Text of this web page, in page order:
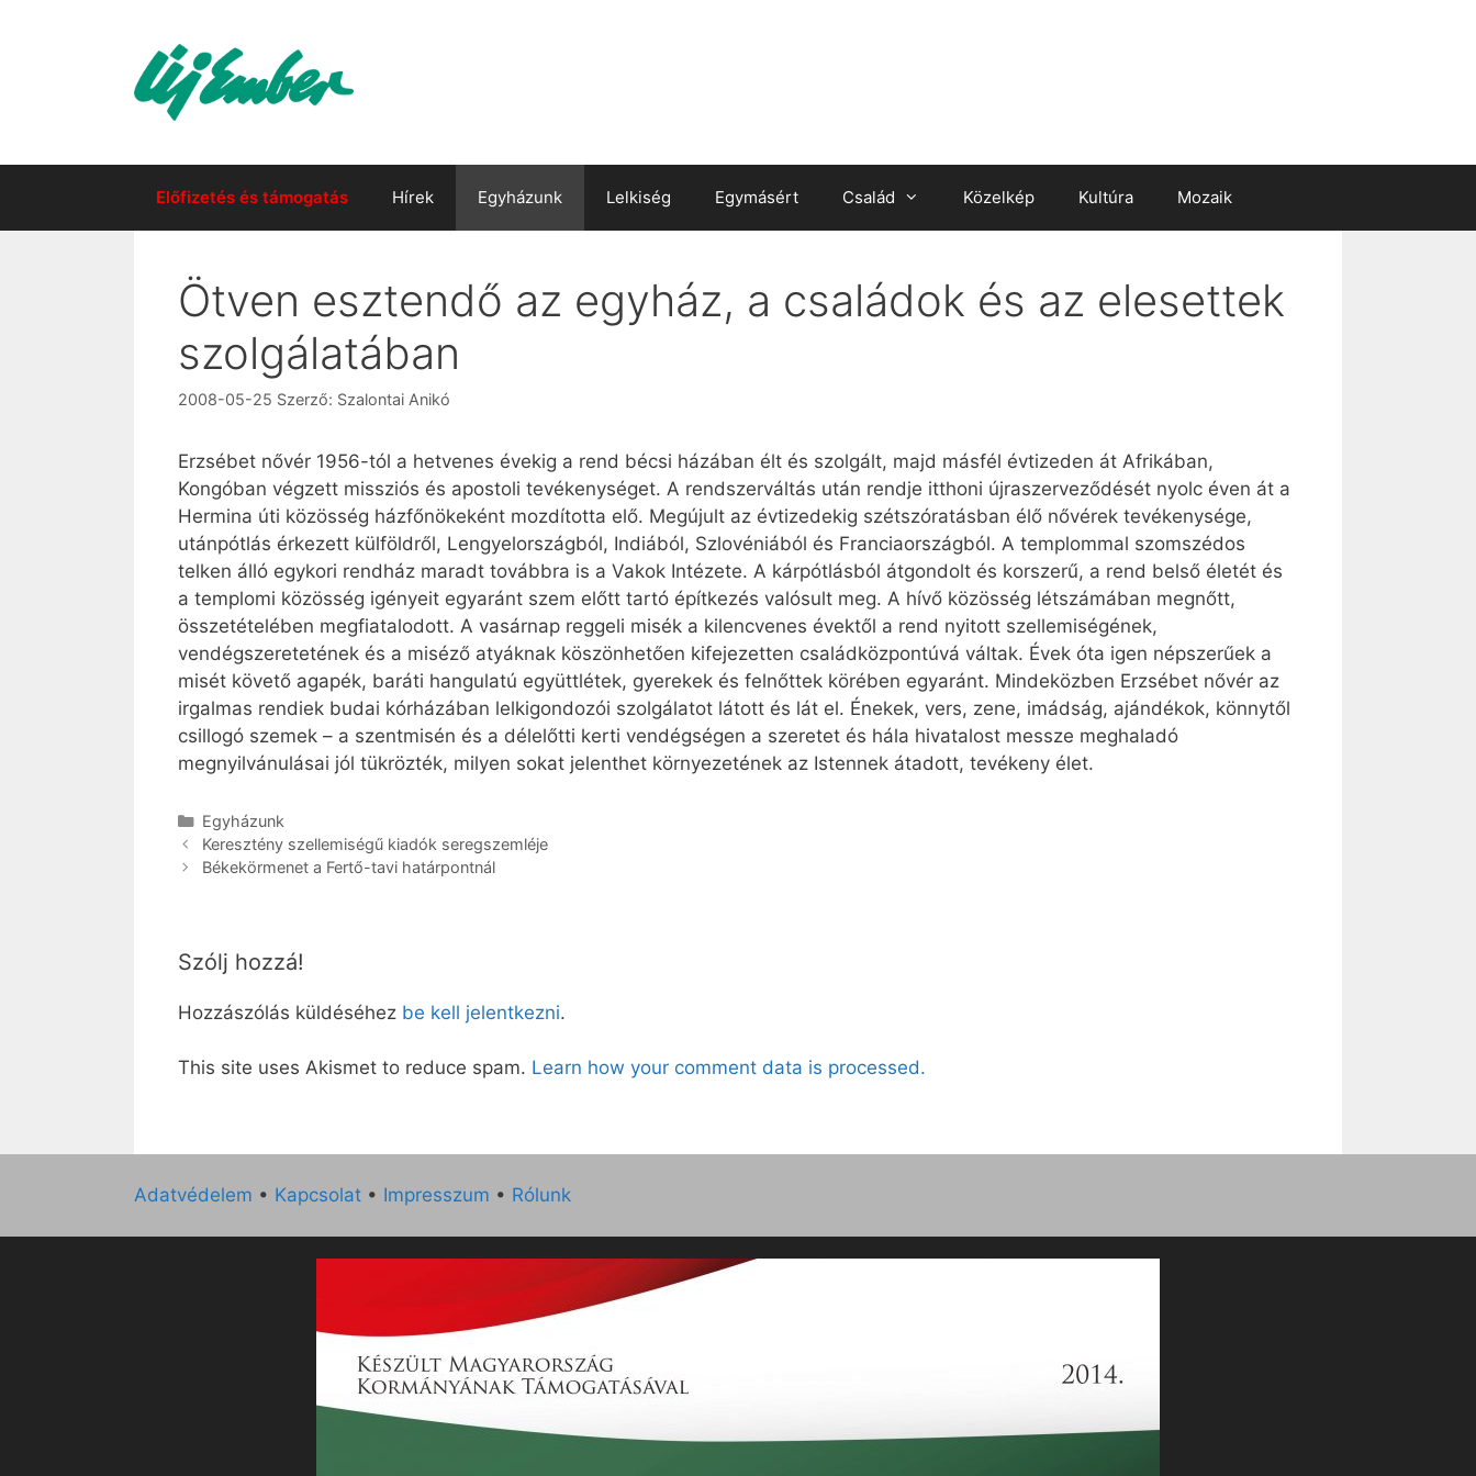
Előfizetés és támogatás Hírek Egyházunk Lelkiség Egymásért Család Közelkép Kultúra Mozaik
Ötven esztendő az egyház, a családok és az elesettek
szolgálatában
2008-05-25 Szerző: Szalontai Anikó
Erzsébet nővér 1956-tól a hetvenes évekig a rend bécsi házában élt és szolgált, majd másfél évtizeden át Afrikában,
Kongóban végzett missziós és apostoli tevékenységet. A rendszerváltás után rendje itthoni újraszerveződését nyolc éven át a
Hermina úti közösség házfőnökeként mozdította elő. Megújult az évtizedekig szétszóratásban élő nővérek tevékenysége,
utánpótlás érkezett külföldről, Lengyelországból, Indiából, Szlovéniából és Franciaországból. A templommal szomszédos
telken álló egykori rendház maradt továbbra is a Vakok Intézete. A kárpótlásból átgondolt és korszerű, a rend belső életét és
a templomi közösség igényeit egyaránt szem előtt tartó építkezés valósult meg. A hívő közösség létszámában megnőtt,
összetételében megfiatalodott. A vasárnap reggeli misék a kilencvenes évektől a rend nyitott szellemiségének,
vendégszeretetének és a miséző atyáknak köszönhetően kifejezetten családközpontúvá váltak. Évek óta igen népszerűek a
misét követő agapék, baráti hangulatú együttlétek, gyerekek és felnőttek körében egyaránt. Mindeközben Erzsébet nővér az
irgalmas rendiek budai kórházában lelkigondozói szolgálatot látott és lát el. Énekek, vers, zene, imádság, ajándékok, könnytől
csillogó szemek – a szentmisén és a délelőtti kerti vendégségen a szeretet és hála hivatalost messze meghaladó
megnyilvánulásai jól tükrözték, milyen sokat jelenthet környezetének az Istennek átadott, tevékeny élet.
Kategória
Egyházunk
Keresztény szellemiségű kiadók seregszemléje
Békekörmenet a Fertő-tavi határpontnál
Szólj hozzá!
Hozzászólás küldéséhez be kell jelentkezni.
This site uses Akismet to reduce spam. Learn how your comment data is processed.
Adatvédelem • Kapcsolat • Impresszum • Rólunk